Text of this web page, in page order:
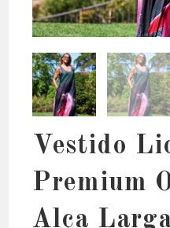
Vestido
Premium
Alça